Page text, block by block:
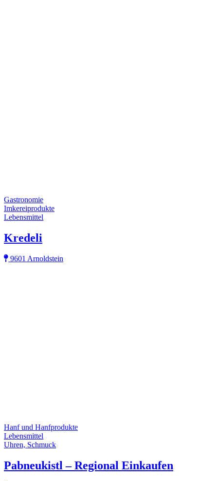
Gastronomie
Imkereiprodukte
Lebensmittel
Kredeli
9601 Arnoldstein
Hanf und Hanfprodukte
Lebensmittel
Uhren, Schmuck
Pabneukistl – Regional Einkaufen